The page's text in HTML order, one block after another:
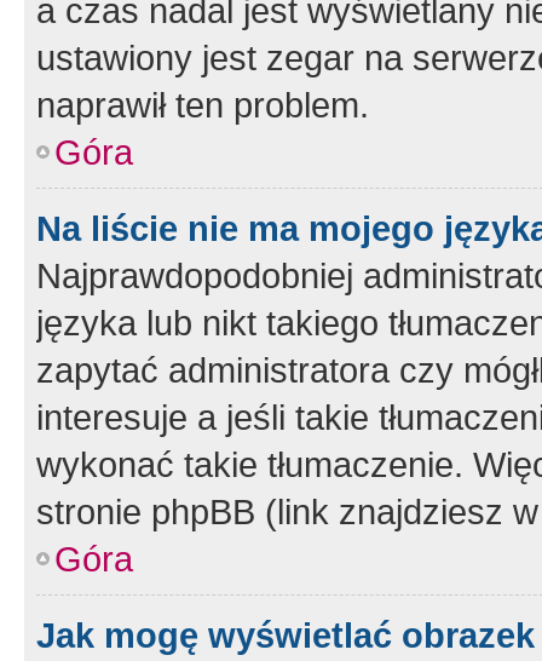
a czas nadal jest wyświetlany
ustawiony jest zegar na
naprawił ten problem.
Góra
Na liście nie ma mojego
Najprawdopodobniej
języka lub nikt takiego
zapytać administratora czy
interesuje a jeśli takie
wykonać takie tłumaczenie.
stronie phpBB (link znajdziesz
Góra
Jak mogę wyświetlać